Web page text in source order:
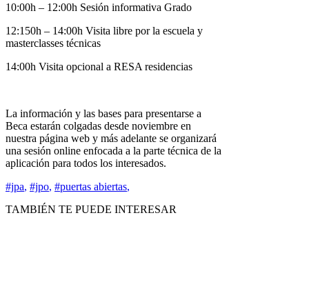
10:00h – 12:00h Sesión informativa Grado
12:150h – 14:00h Visita libre por la escuela y
masterclasses técnicas
14:00h Visita opcional a RESA residencias
La información y las bases para presentarse a
Beca estarán colgadas desde noviembre en
nuestra página web y más adelante se organizará
una sesión online enfocada a la parte técnica de la
aplicación para todos los interesados.
#jpa, #jpo, #puertas abiertas,
TAMBIÉN TE PUEDE INTERESAR